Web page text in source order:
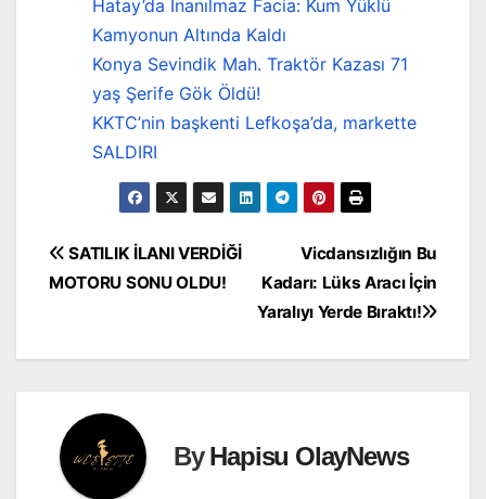
Hatay’da İnanılmaz Facia: Kum Yüklü
Kamyonun Altında Kaldı
Konya Sevindik Mah. Traktör Kazası 71
yaş Şerife Gök Öldü!
KKTC’nin başkenti Lefkoşa’da, markette
SALDIRI
Yazı
Vicdansızlığın Bu
Kadarı: Lüks Aracı İçin
Yaralıyı Yerde Bıraktı!
SATILIK İLANI VERDİĞİ
MOTORU SONU OLDU!
ByHapisu OlayNews